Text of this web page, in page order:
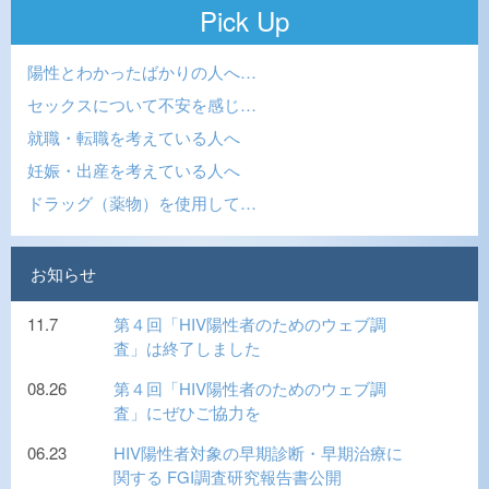
Pick Up
陽性とわかったばかりの人へ…
セックスについて不安を感じ…
就職・転職を考えている人へ
妊娠・出産を考えている人へ
ドラッグ（薬物）を使用して…
お知らせ
11.7
第４回「HIV陽性者のためのウェブ調
査」は終了しました
08.26
第４回「HIV陽性者のためのウェブ調
査」にぜひご協力を
06.23
HIV陽性者対象の早期診断・早期治療に
関する FGI調査研究報告書公開